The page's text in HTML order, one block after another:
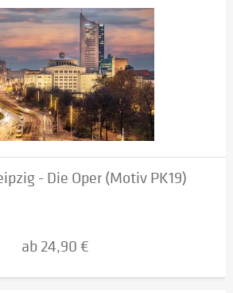
- Die Oper (Motiv PK19)
ab 24,90 €